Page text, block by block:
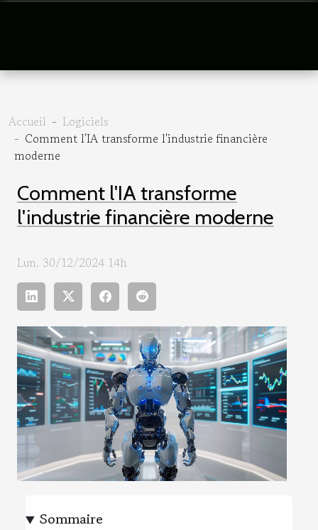
Accueil
Logiciels
Comment l'IA transforme l'industrie financière
moderne
Comment l'IA transforme
l'industrie financière moderne
Lun. 30/12/2024 14h
Sommaire